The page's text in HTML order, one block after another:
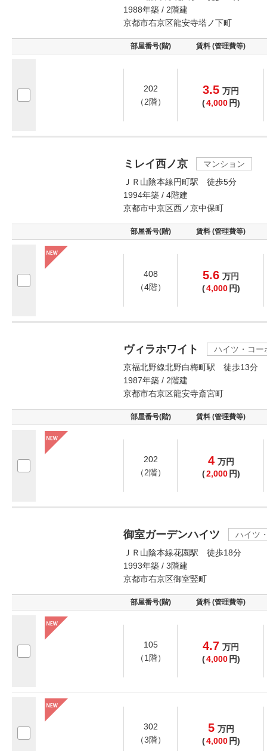
1988年築 / 2階建
京都市右京区龍安寺塔ノ下町
部屋番号(階) 賃料 (管理費等)
202
（2階）
3.5 万円
(4,000 円)
ミレイ西ノ京
マンション
ＪＲ山陰本線円町駅 徒歩5分
1994年築 / 4階建
京都市中京区西ノ京中保町
部屋番号(階) 賃料 (管理費等)
408
（4階）
5.6 万円
(4,000 円)
ヴィラホワイト
ハイツ・コー
京福北野線北野白梅町駅 徒歩13分
1987年築 / 2階建
京都市右京区龍安寺斎宮町
部屋番号(階) 賃料 (管理費等)
202
（2階）
4 万円
(2,000 円)
御室ガーデンハイツ
ハイツ
ＪＲ山陰本線花園駅 徒歩18分
1993年築 / 3階建
京都市右京区御室竪町
部屋番号(階) 賃料 (管理費等)
105
（1階）
4.7 万円
(4,000 円)
302
（3階）
5 万円
(4,000 円)